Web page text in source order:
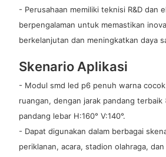
- Perusahaan memiliki teknisi R&D dan
berpengalaman untuk memastikan
berkelanjutan dan meningkatkan daya
Skenario Aplikasi
- Modul smd led p6 penuh warna
ruangan, dengan jarak pandang
pandang lebar H:160° V:140°.
- Dapat digunakan dalam berbagai
periklanan, acara, stadion olahraga,